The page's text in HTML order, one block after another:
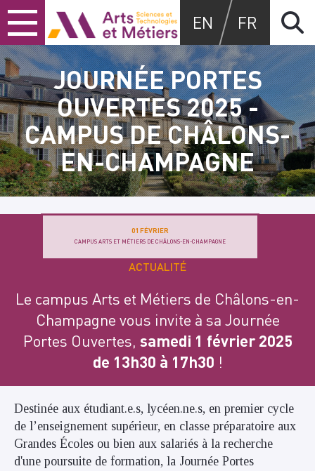
Skip
to
content
Skip
to
main
menu
Skip
to
search
Arts et métiers
EN FR
JOURNÉE PORTES
OUVERTES 2025 -
CAMPUS DE CHÂLONS-
EN-CHAMPAGNE
01 FÉVRIER
CAMPUS ARTS ET MÉTIERS DE CHÂLONS-EN-CHAMPAGNE
ACTUALITÉ
Le campus Arts et Métiers de Châlons-en-
Champagne vous invite à sa Journée
Portes Ouvertes, samedi 1 février 2025
de 13h30 à 17h30 !
Destinée aux étudiant.e.s, lycéen.ne.s, en premier cycle
de l’enseignement supérieur, en classe préparatoire aux
Grandes Écoles ou bien aux salariés à la recherche
d'une poursuite de formation, la Journée Portes